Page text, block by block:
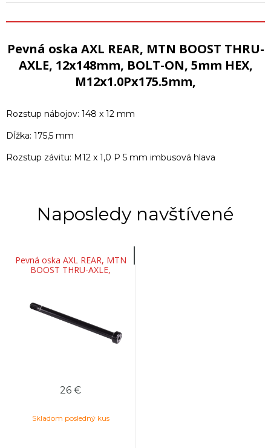
Pevná oska AXL REAR, MTN BOOST THRU-
AXLE, 12x148mm, BOLT-ON, 5mm HEX,
M12x1.0Px175.5mm,
Rozstup nábojov: 148 x 12 mm
Dĺžka: 175,5 mm
Rozstup závitu: M12 x 1,0 P 5 mm imbusová hlava
Naposledy navštívené
Pevná oska AXL REAR, MTN
BOOST THRU-AXLE,
26 €
Skladom posledný kus